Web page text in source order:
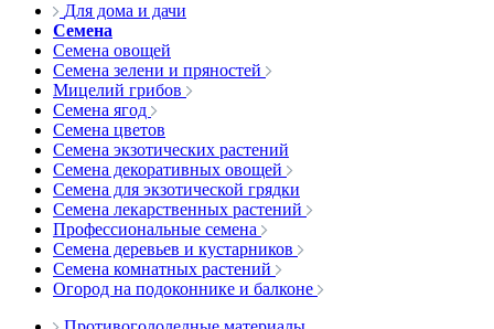
Для дома и дачи
Семена
Семена овощей
Семена зелени и пряностей
Мицелий грибов
Семена ягод
Семена цветов
Семена экзотических растений
Семена декоративных овощей
Семена для экзотической грядки
Семена лекарственных растений
Профессиональные семена
Семена деревьев и кустарников
Семена комнатных растений
Огород на подоконнике и балконе